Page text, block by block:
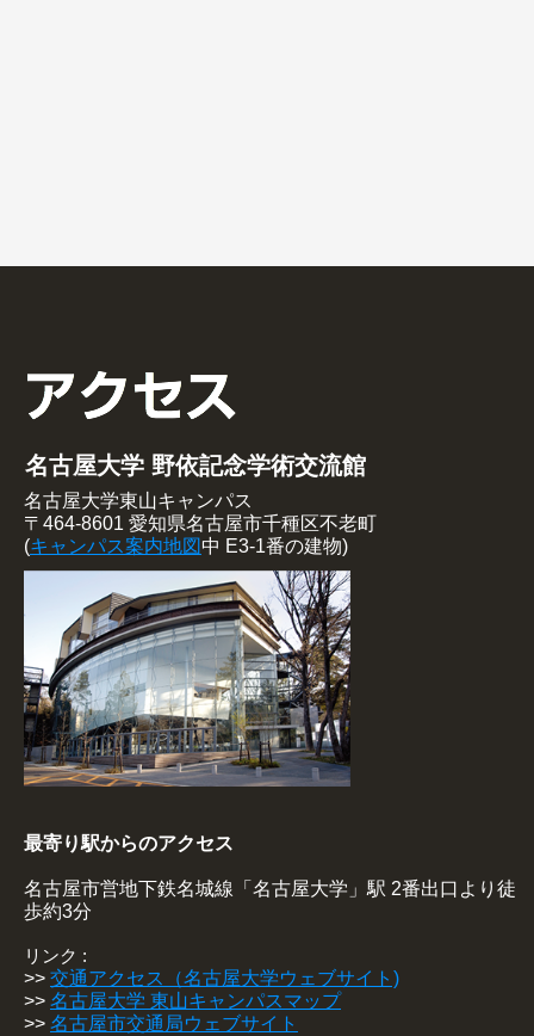
名古屋大学 野依記念学術交流館
名古屋大学東山キャンパス
〒464-8601 愛知県名古屋市千種区不老町
(キャンパス案内地図中 E3-1番の建物)
最寄り駅からのアクセス
名古屋市営地下鉄名城線「名古屋大学」駅 2番出口より徒
歩約3分
リンク :
>> 交通アクセス（名古屋大学ウェブサイト)
>> 名古屋大学 東山キャンパスマップ
>> 名古屋市交通局ウェブサイト